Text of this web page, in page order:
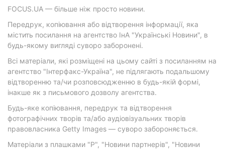
FOCUS.UA — більше ніж просто новини.
Передрук, копіювання або відтворення інформації, яка
містить посилання на агентство ІнА "Українські Новини", в
будь-якому вигляді суворо заборонені.
Всі матеріали, які розміщені на цьому сайті з посиланням на
агентство "Інтерфакс-Україна", не підлягають подальшому
відтворенню та/чи розповсюдженню в будь-якій формі,
інакше як з письмового дозволу агентства.
Будь-яке копіювання, передрук та відтворення
фотографічних творів та/або аудіовізуальних творів
правовласника Getty Images — суворо забороняється.
Матеріали з плашками "Р", "Новини партнерів", "Новини